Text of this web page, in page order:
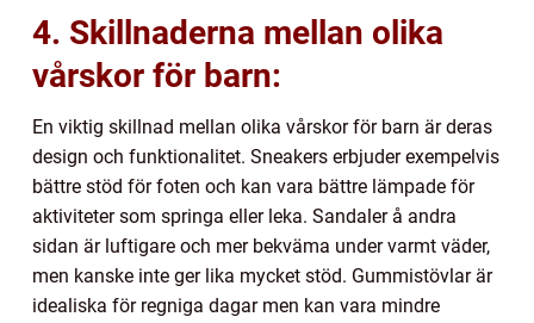
4. Skillnaderna mellan olika
vårskor för barn:
En viktig skillnad mellan olika vårskor för barn är deras
design och funktionalitet. Sneakers erbjuder exempelvis
bättre stöd för foten och kan vara bättre lämpade för
aktiviteter som springa eller leka. Sandaler å andra
sidan är luftigare och mer bekväma under varmt väder,
men kanske inte ger lika mycket stöd. Gummistövlar är
idealiska för regniga dagar men kan vara mindre